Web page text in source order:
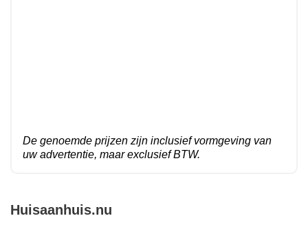
Huisaanhuis.nu
De genoemde prijzen zijn inclusief vormgeving van
uw advertentie, maar exclusief BTW.